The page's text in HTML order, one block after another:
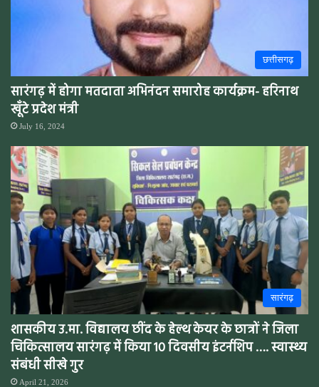
छत्तीसगढ़
सारंगढ़ में होगा मतदाता अभिनंदन समारोह कार्यक्रम- हरिनाथ
खूँटे प्रदेश मंत्री
July 16, 2024
सारंगढ़
शासकीय उ.मा. विद्यालय छींद के हेल्थ केयर के छात्रों ने जिला
चिकित्सालय सारंगढ़ में किया 10 दिवसीय इंटर्नशिप …. स्वास्थ्य
संबंधी सीखे गुर
April 21, 2026